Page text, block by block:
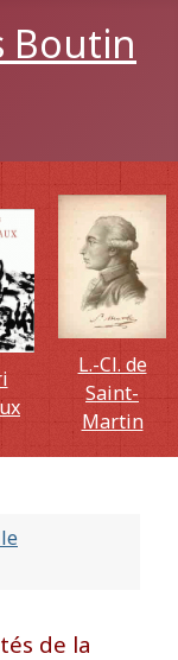
Boutin
L.-Cl. de
Saint-
Martin
de la